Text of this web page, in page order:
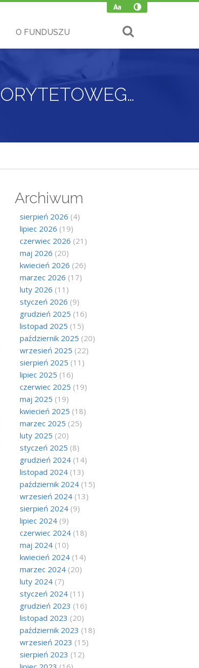
O FUNDUSZU
RUSZA NABÓR WNIOSKÓW DO PROGRAMU PRIORYTETOWEGO „MOJA WODA”
Archiwum
sierpień 2026 (4)
lipiec 2026 (19)
czerwiec 2026 (21)
maj 2026 (20)
kwiecień 2026 (26)
marzec 2026 (17)
luty 2026 (11)
styczeń 2026 (9)
grudzień 2025 (16)
listopad 2025 (15)
październik 2025 (20)
wrzesień 2025 (22)
sierpień 2025 (11)
lipiec 2025 (16)
czerwiec 2025 (19)
maj 2025 (19)
kwiecień 2025 (18)
marzec 2025 (25)
luty 2025 (20)
styczeń 2025 (8)
grudzień 2024(14)
listopad 2024(13)
październik 2024(15)
wrzesień 2024(13)
sierpień 2024(9)
lipiec 2024(9)
czerwiec 2024(18)
maj 2024(10)
kwiecień 2024(14)
marzec 2024(20)
luty 2024(7)
styczeń 2024(11)
grudzień 2023 (16)
listopad 2023 (20)
październik 2023 (18)
wrzesień 2023 (15)
sierpień 2023 (12)